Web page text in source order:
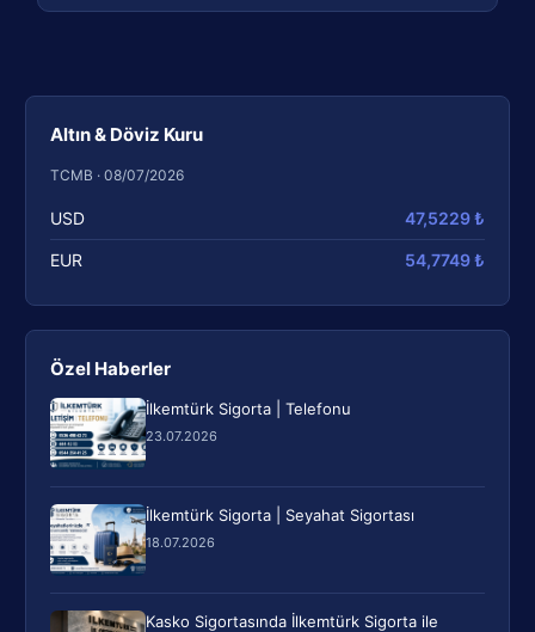
Altın & Döviz Kuru
TCMB · 08/07/2026
USD 47,5229 ₺
EUR 54,7749 ₺
Özel Haberler
İlkemtürk Sigorta | Telefonu
23.07.2026
İlkemtürk Sigorta | Seyahat Sigortası
18.07.2026
Kasko Sigortasında İlkemtürk Sigorta ile